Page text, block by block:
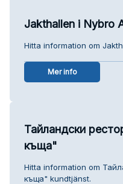
Jakthallen i Nybro
Hitta information om
Mer info
Тайландски
къща"
Hitta information om
къща" kundtjänst.